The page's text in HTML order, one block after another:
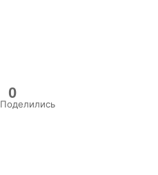
0
Поделились